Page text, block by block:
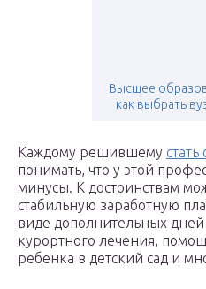
Высшее
как выбрать
Каждому решившему
понимать, что у этой
минусы. К достоинствам
стабильную заработную
виде дополнительных дней
курортного лечения,
ребенка в детский сад и